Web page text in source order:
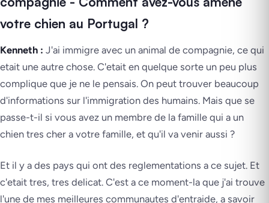
votre chien au Portugal ?
Kenneth : J'ai immigre avec un animal de compagnie, ce qui
etait une autre chose. C'etait en quelque sorte un peu plus
complique que je ne le pensais. On peut trouver beaucoup
d'informations sur l'immigration des humains. Mais que se
passe-t-il si vous avez un membre de la famille qui a un
chien tres cher a votre famille, et qu'il va venir aussi ?
Et il y a des pays qui ont des reglementations a ce sujet. Et
c'etait tres, tres delicat. C'est a ce moment-la que j'ai trouve
l'une de mes meilleures communautes d'entraide, a savoir